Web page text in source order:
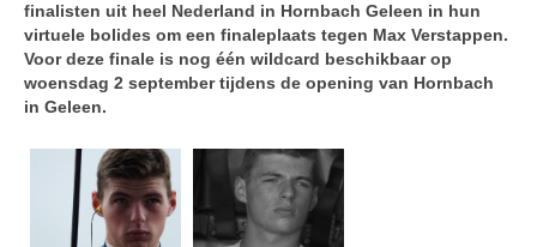
finalisten uit heel Nederland in Hornbach Geleen in hun
virtuele bolides om een finaleplaats tegen Max Verstappen.
Voor deze finale is nog één wildcard beschikbaar op
woensdag 2 september tijdens de opening van Hornbach
in Geleen.